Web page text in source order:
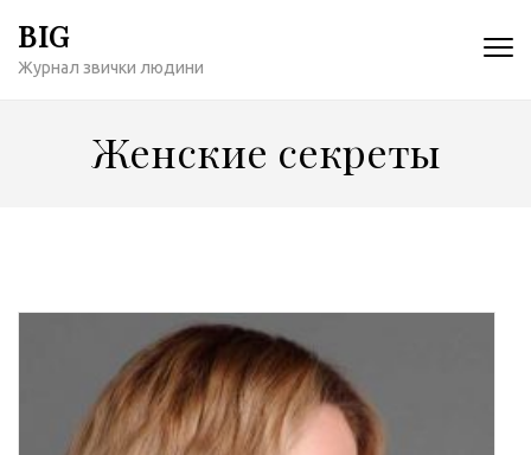
содержимому
BIG
Журнал звички людини
Женские секреты